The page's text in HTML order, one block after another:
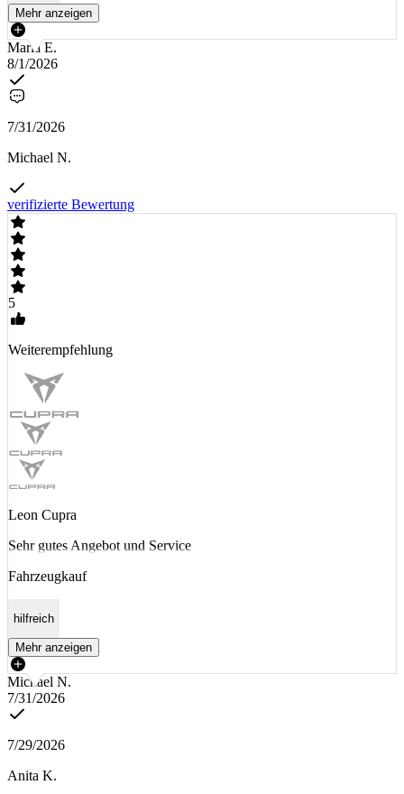
Mehr anzeigen
Maria E.
8/1/2026
7/31/2026
Michael N.
verifizierte Bewertung
5
Weiterempfehlung
Leon Cupra
Sehr gutes Angebot und Service
Fahrzeugkauf
hilfreich
Mehr anzeigen
Michael N.
7/31/2026
7/29/2026
Anita K.